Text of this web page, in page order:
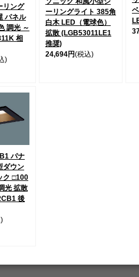
リング
パネル
調光 ～
相
)
ーリングライト 385角
白木 LED（電球色）
拡散 (LGB53011LE1
推奨)
24,694円(税込)
パナ
ダウン
ク □100
光 拡散
後